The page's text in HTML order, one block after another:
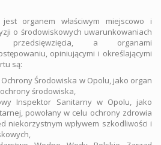
organem właściwym miejscowo i
o środowiskowych uwarunkowaniach
przedsięwzięcia, a organami
opiniującymi i określającymi
są:
Środowiska w Opolu, jako organ
środowiska,
Inspektor Sanitarny w Opolu, jako
powołany w celu ochrony zdrowia
niekorzystnym wpływem szkodliwości i